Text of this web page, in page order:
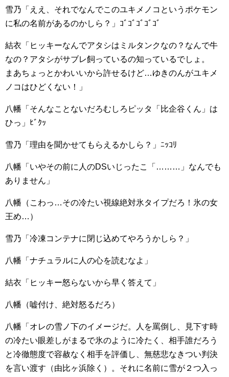
雪乃「ええ、それでなんでこのユキメノコというポケモン
に私の名前があるのかしら？」ｺﾞｺﾞｺﾞｺﾞｺﾞ
結衣「ヒッキーなんでアタシはミルタンクなの？なんで牛
なの？アタシがサブレ飼っているの知っているでしょ。
まあちょっとかわいいから許せるけど…ゆきのんがユキメ
ノコはひどくない！」
八幡「そんなことないだろむしろピッタ「比企谷くん」は
ひっ」ﾋﾞｸｯ
雪乃「理由を聞かせてもらえるかしら？」ﾆｯｺﾘ
八幡「いやその前に人のDSいじったこ「………」なんでも
ありません」
八幡（こわっ…その冷たい視線絶対氷タイプだろ！氷の女
王め…）
雪乃「冷凍コンテナに閉じ込めてやろうかしら？」
八幡「ナチュラルに人の心を読むなよ」
結衣「ヒッキー怒らないから早く答えて」
八幡（嘘付け、絶対怒るだろ）
八幡「オレの雪ノ下のイメージだ。人を罵倒し、見下す時
の冷たい眼差しがまるで氷のように冷たく、相手誰だろう
と冷徹態度で容赦なく相手を評価し、無慈悲なきつい判決
を言い渡す（由比ヶ浜除く）。それに名前に雪が２つ入っ